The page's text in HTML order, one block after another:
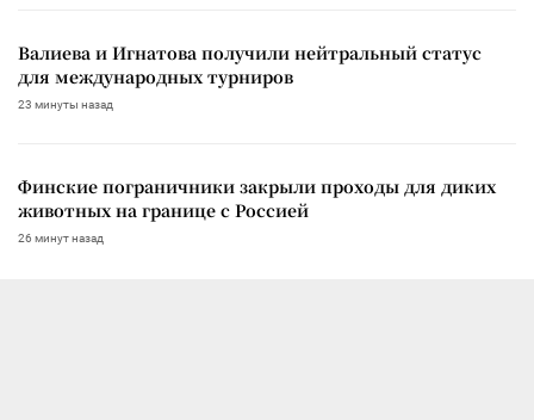
Валиева и Игнатова получили нейтральный статус
для международных турниров
23 минуты назад
Финские пограничники закрыли проходы для диких
животных на границе с Россией
26 минут назад